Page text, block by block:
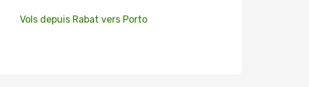
Vols depuis Rabat vers Porto